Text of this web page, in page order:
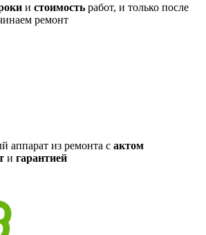
и стоимость работ, и только после
ремонт
аппарат из ремонта с актом
и гарантией